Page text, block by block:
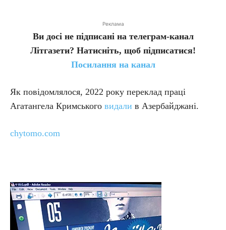
Реклама
Ви досі не підписані на телеграм-канал
Літгазети? Натисніть, щоб підписатися!
Посилання на канал
Як повідомлялося, 2022 року переклад праці
Агатангела Кримського видали в Азербайджані.
chytomo.com